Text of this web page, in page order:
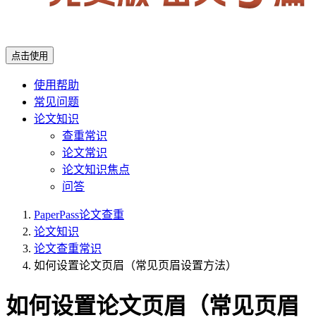
点击使用
使用帮助
常见问题
论文知识
查重常识
论文常识
论文知识焦点
问答
PaperPass论文查重
论文知识
论文查重常识
如何设置论文页眉（常见页眉设置方法）
如何设置论文页眉（常见页眉